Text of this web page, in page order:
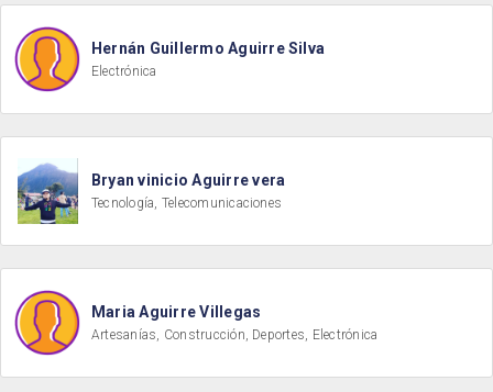
Hernán Guillermo Aguirre Silva
Electrónica
Bryan vinicio Aguirre vera
Tecnología, Telecomunicaciones
Maria Aguirre Villegas
Artesanías, Construcción, Deportes, Electrónica